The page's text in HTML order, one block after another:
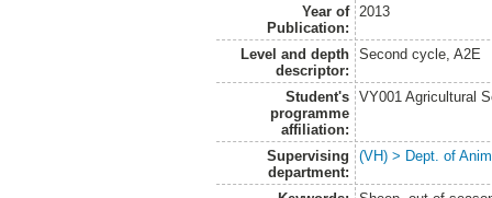
Year of
Publication:
2013
Level and depth
descriptor:
Second cycle, A2E
Student's
programme
affiliation:
VY001 Agricultural
Supervising
department:
(VH) > Dept. of